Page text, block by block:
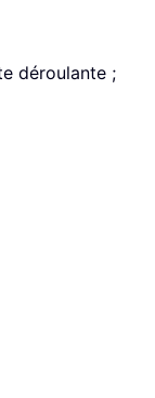
déroulante ;